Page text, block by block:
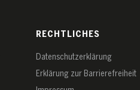
RECHTLICHES
Datenschutz­erklärung
Erklärung zur Barrierefreiheit